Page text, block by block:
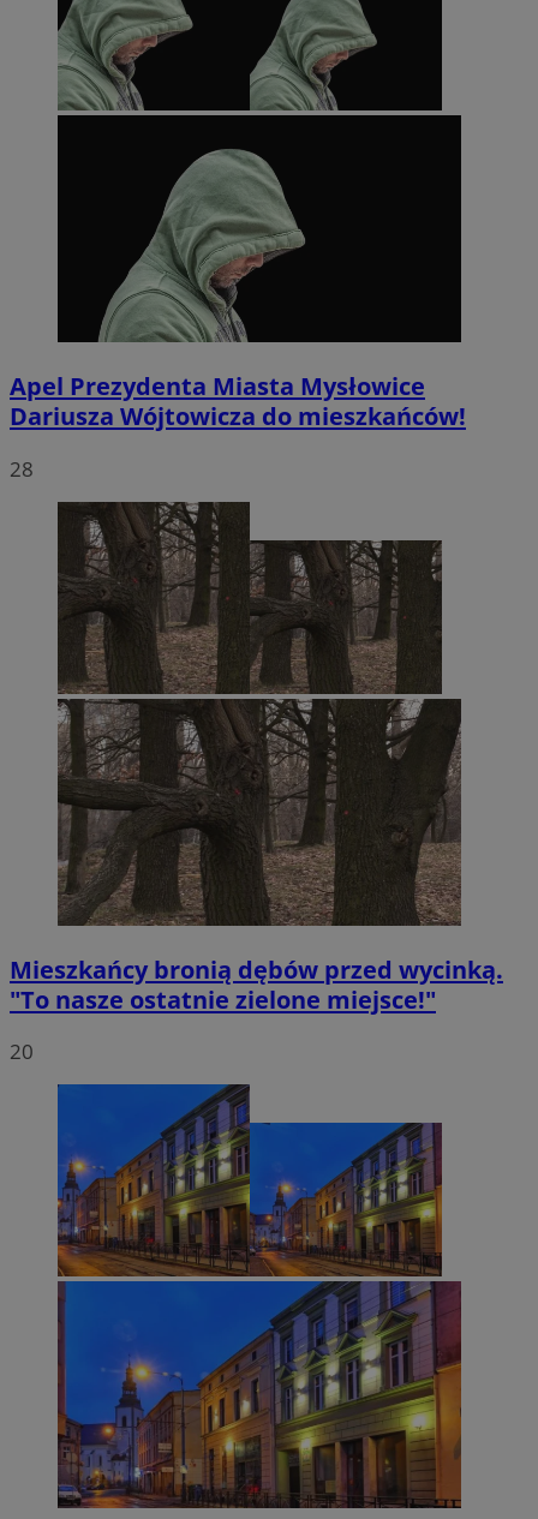
Apel Prezydenta Miasta Mysłowice
Dariusza Wójtowicza do mieszkańców!
28
Mieszkańcy bronią dębów przed wycinką.
"To nasze ostatnie zielone miejsce!"
20